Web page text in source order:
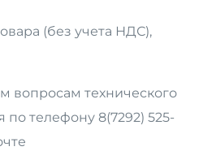
(без учета НДС),
вопросам технического
по телефону 8(7292) 525-